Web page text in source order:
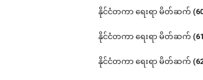
နိုင်ငံတကာ ရေးရာ မိတ်ဆက်
နိုင်ငံတကာ ရေးရာ မိတ်ဆက်
နိုင်ငံတကာ ရေးရာ မိတ်ဆက်